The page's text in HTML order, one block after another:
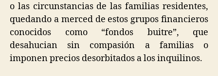
o las circunstancias de las familias residentes,
quedando a merced de estos grupos financieros
conocidos como “fondos buitre”, que
desahucian sin compasión a familias o
imponen precios desorbitados a los inquilinos.